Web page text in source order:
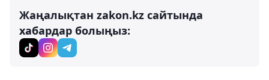
Жаңалықтан zakon.kz сайтында
хабардар болыңыз: